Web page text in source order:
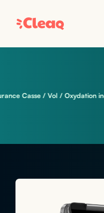
/ Vol / Oxydation incluse